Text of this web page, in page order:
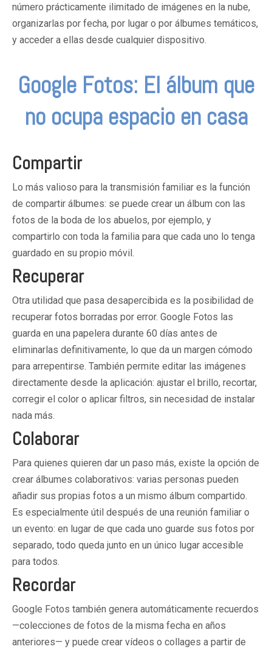
número prácticamente ilimitado de imágenes en la nube,
organizarlas por fecha, por lugar o por álbumes temáticos,
y acceder a ellas desde cualquier dispositivo.
Google Fotos: El álbum que
no ocupa espacio en casa
Compartir
Lo más valioso para la transmisión familiar es la función
de compartir álbumes: se puede crear un álbum con las
fotos de la boda de los abuelos, por ejemplo, y
compartirlo con toda la familia para que cada uno lo tenga
guardado en su propio móvil.
Recuperar
Otra utilidad que pasa desapercibida es la posibilidad de
recuperar fotos borradas por error. Google Fotos las
guarda en una papelera durante 60 días antes de
eliminarlas definitivamente, lo que da un margen cómodo
para arrepentirse. También permite editar las imágenes
directamente desde la aplicación: ajustar el brillo, recortar,
corregir el color o aplicar filtros, sin necesidad de instalar
nada más.
Colaborar
Para quienes quieren dar un paso más, existe la opción de
crear álbumes colaborativos: varias personas pueden
añadir sus propias fotos a un mismo álbum compartido.
Es especialmente útil después de una reunión familiar o
un evento: en lugar de que cada uno guarde sus fotos por
separado, todo queda junto en un único lugar accesible
para todos.
Recordar
Google Fotos también genera automáticamente recuerdos
—colecciones de fotos de la misma fecha en años
anteriores— y puede crear vídeos o collages a partir de